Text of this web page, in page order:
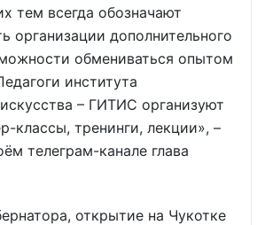
тем всегда обозначают
организации дополнительного
обмениваться опытом
института
– ГИТИС организуют
классы, тренинги, лекции», –
телеграм-канале глава
открытие на Чукотке